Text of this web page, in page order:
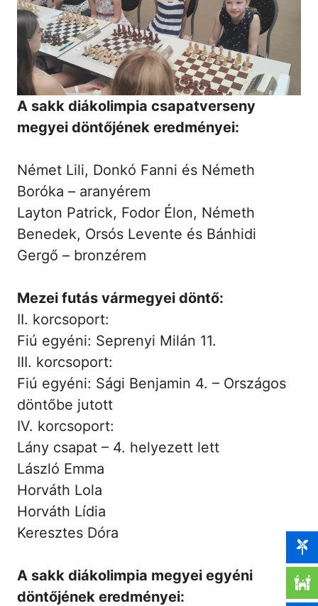
A sakk diákolimpia csapatverseny
megyei döntőjének eredményei:
Német Lili, Donkó Fanni és Németh
Boróka – aranyérem
Layton Patrick, Fodor Élon, Németh
Benedek, Orsós Levente és Bánhidi
Gergő – bronzérem
Mezei futás vármegyei döntő:
II. korcsoport:
Fiú egyéni: Seprenyi Milán 11.
III. korcsoport:
Fiú egyéni: Sági Benjamin 4. – Országos
döntőbe jutott
IV. korcsoport:
Lány csapat – 4. helyezett lett
László Emma
Horváth Lola
Horváth Lídia
Keresztes Dóra
A sakk diákolimpia megyei egyéni
döntőjének eredményei: